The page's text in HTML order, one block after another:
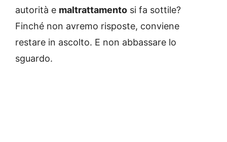
autorità e maltrattamento si fa sottile?
Finché non avremo risposte, conviene
restare in ascolto. E non abbassare lo
sguardo.